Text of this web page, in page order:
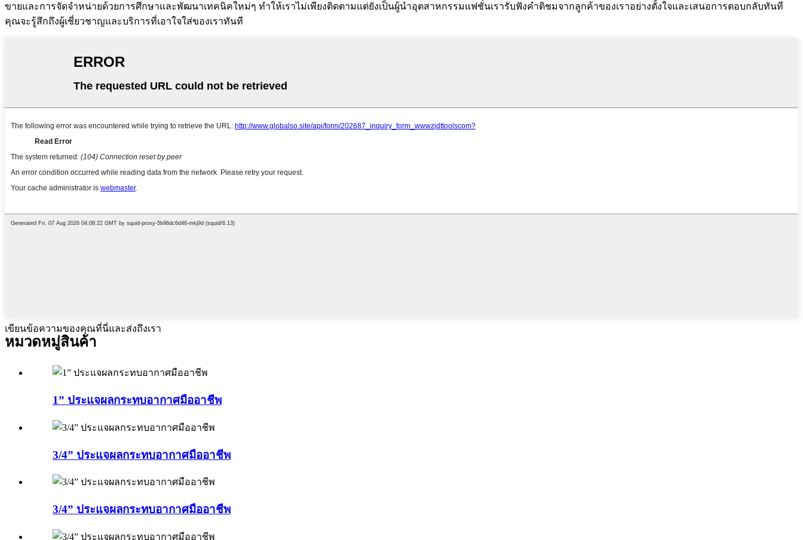
ขายและการจัดจำหน่ายด้วยการศึกษาและพัฒนาเทคนิคใหม่ๆ ทำให้เราไม่เพียงติดตามแต่ยังเป็นผู้นำอุตสาหกรรมแฟชั่นเรารับฟังคำติชมจากลูกค้าของเราอย่างตั้งใจและเสนอการตอบกลับทันที
คุณจะรู้สึกถึงผู้เชี่ยวชาญและบริการที่เอาใจใส่ของเราทันที
เขียนข้อความของคุณที่นี่และส่งถึงเรา
หมวดหมู่สินค้า
1” ประแจผลกระทบอากาศมืออาชีพ
3/4” ประแจผลกระทบอากาศมืออาชีพ
3/4” ประแจผลกระทบอากาศมืออาชีพ